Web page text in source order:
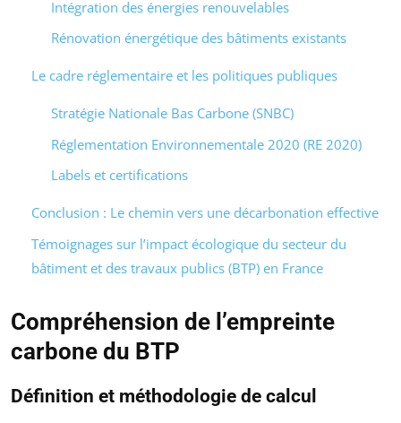
Intégration des énergies renouvelables
Rénovation énergétique des bâtiments existants
Le cadre réglementaire et les politiques publiques
Stratégie Nationale Bas Carbone (SNBC)
Réglementation Environnementale 2020 (RE 2020)
Labels et certifications
Conclusion : Le chemin vers une décarbonation effective
Témoignages sur l’impact écologique du secteur du
bâtiment et des travaux publics (BTP) en France
Compréhension de l’empreinte
carbone du BTP
Définition et méthodologie de calcul